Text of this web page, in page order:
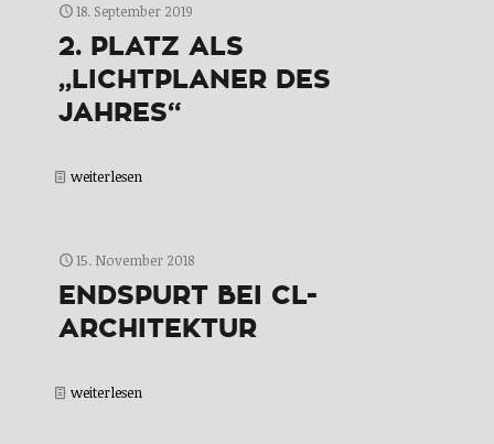
18. September 2019
2. PLATZ ALS
„LICHTPLANER DES
JAHRES“
weiterlesen
15. November 2018
ENDSPURT BEI CL-
ARCHITEKTUR
weiterlesen